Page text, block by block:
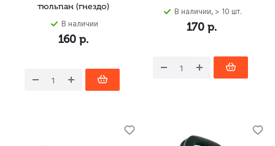
тюльпан (гнездо)
В наличии
160 р.
В наличии, > 10 шт.
170 р.